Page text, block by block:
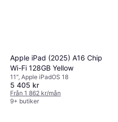
Apple iPad (2025) A16 Chip
Wi-Fi 128GB Yellow
11", Apple iPadOS 18
5 405 kr
Från 1 862 kr/mån
9+ butiker